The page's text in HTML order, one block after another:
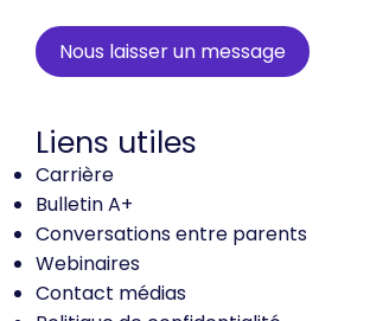
Nous laisser un message
Liens utiles
Carrière
Bulletin A+
Conversations entre parents
Webinaires
Contact médias